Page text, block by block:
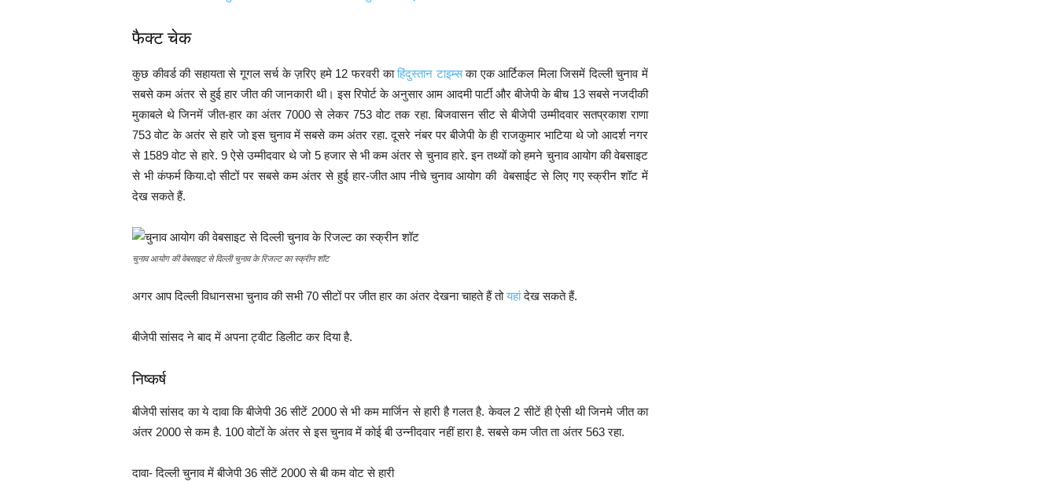
फैक्ट चेक
कुछ कीवर्ड की सहायता से गूगल सर्च के ज़रिए हमे 12 फरवरी काहिंदुस्तान टाइम्सका एक आर्टिकल मिला जिसमें दिल्ली चुनाव में
सबसे कम अंतर से हुई हार जीत की जानकारी थी। इस रिपोर्ट के अनुसार आम आदमी पार्टी और बीजेपी के बीच 13 सबसे नजदीकी
मुकाबले थे जिनमें जीत-हार का अंतर 7000 से लेकर 753 वोट तक रहा. बिजवासन सीट से बीजेपी उम्मीदवार सतप्रकाश राणा
753 वोट के अतंर से हारे जो इस चुनाव में सबसे कम अंतर रहा. दूसरे नंबर पर बीजेपी के ही राजकुमार भाटिया थे जो आदर्श नगर
से 1589 वोट से हारे. 9 ऐसे उम्मीदवार थे जो 5 हजार से भी कम अंतर से चुनाव हारे. इन तथ्यों को हमने चुनाव आयोग की वेबसाइट
से भी कंफर्म किया.दो सीटों पर सबसे कम अंतर से हुई हार-जीत आप नीचे चुनाव आयोग की वेबसाईट से लिए गए स्क्रीन शॉट में
देख सकते हैं.
चुनाव आयोग की वेबसाइट से दिल्ली चुनाव के रिजल्ट का स्क्रीन शॉट
अगर आप दिल्ली विधानसभा चुनाव की सभी 70 सीटों पर जीत हार का अंतर देखना चाहते हैं तोयहांदेख सकते हैं.
बीजेपी सांसद ने बाद में अपना ट्वीट डिलीट कर दिया है.
निष्कर्ष
बीजेपी सांसद का ये दावा कि बीजेपी 36 सीटें 2000 से भी कम मार्जिन से हारी है गलत है. केवल 2 सीटें ही ऐसी थी जिनमे जीत का
अंतर 2000 से कम है. 100 वोटों के अंतर से इस चुनाव में कोई बी उन्नीदवार नहीं हारा है. सबसे कम जीत ता अंतर 563 रहा.
दावा- दिल्ली चुनाव में बीजेपी 36 सीटें 2000 से बी कम वोट से हारी